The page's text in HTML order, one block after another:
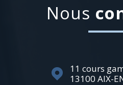
Nous
11 cours
13100 AIX-